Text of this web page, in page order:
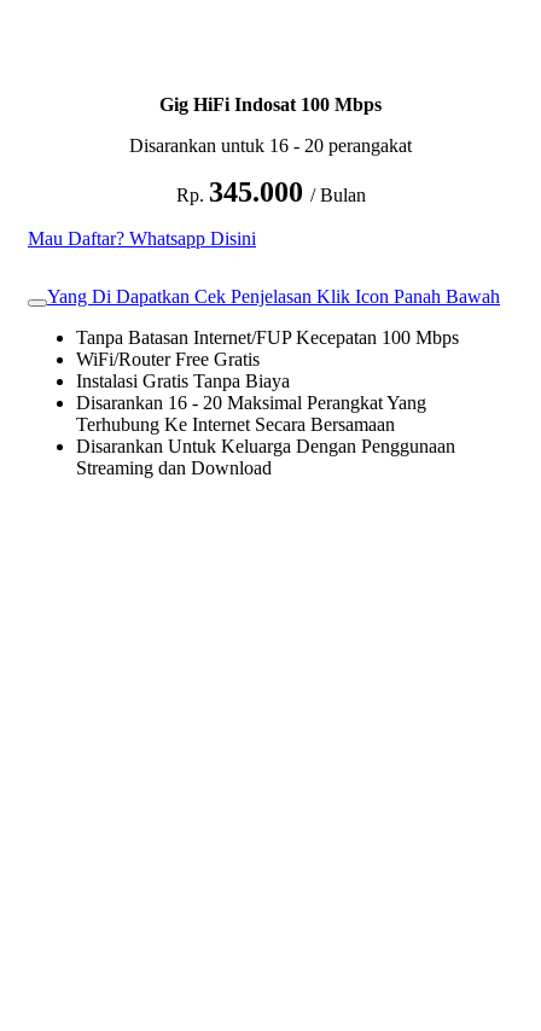
Gig HiFi Indosat 100 Mbps
Disarankan untuk 16 - 20 perangakat
Rp. 345.000 / Bulan
Mau Daftar? Whatsapp Disini
Yang Di Dapatkan Cek Penjelasan Klik Icon Panah Bawah
Tanpa Batasan Internet/FUP Kecepatan 100 Mbps
WiFi/Router Free Gratis
Instalasi Gratis Tanpa Biaya
Disarankan 16 - 20 Maksimal Perangkat Yang
Terhubung Ke Internet Secara Bersamaan
Disarankan Untuk Keluarga Dengan Penggunaan
Streaming dan Download